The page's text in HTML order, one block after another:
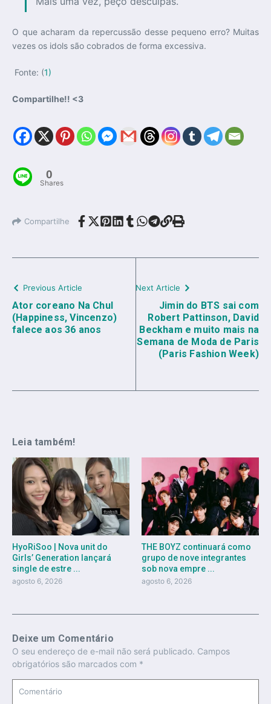
O que acharam da repercussão desse pequeno erro? Muitas
vezes os idols são cobrados de forma excessiva.
Fonte: (1)
Compartilhe!! <3
0
Shares
Compartilhe
Previous Article
Ator coreano Na Chul
(Happiness, Vincenzo)
falece aos 36 anos
Next Article
Jimin do BTS sai com
Robert Pattinson, David
Beckham e muito mais na
Semana de Moda de Paris
(Paris Fashion Week)
Leia também!
HyoRiSoo | Nova unit do
Girls’ Generation lançará
single de estre ...
agosto 6, 2026
THE BOYZ continuará como
grupo de nove integrantes
sob nova empre ...
agosto 6, 2026
Deixe um Comentário
O seu endereço de e-mail não será publicado. Campos
obrigatórios são marcados com *